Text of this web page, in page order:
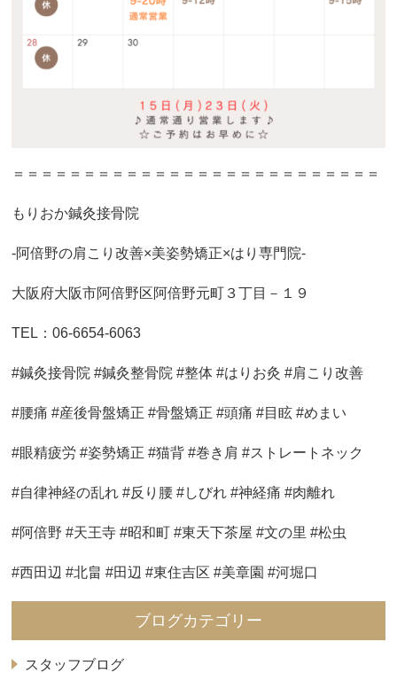
＝＝＝＝＝＝＝＝＝＝＝＝＝＝＝＝＝＝＝＝＝＝＝＝＝＝
もりおか鍼灸接骨院
-阿倍野の肩こり改善×美姿勢矯正×はり専門院-
大阪府大阪市阿倍野区阿倍野元町３丁目－１９
TEL：06-6654-6063
#鍼灸接骨院 #鍼灸整骨院 #整体 #はりお灸 #肩こり改善
#腰痛 #産後骨盤矯正 #骨盤矯正 #頭痛 #目眩 #めまい
#眼精疲労 #姿勢矯正 #猫背 #巻き肩 #ストレートネック
#自律神経の乱れ #反り腰 #しびれ #神経痛 #肉離れ
#阿倍野 #天王寺 #昭和町 #東天下茶屋 #文の里 #松虫
#西田辺 #北畠 #田辺 #東住吉区 #美章園 #河堀口
ブログカテゴリー
スタッフブログ